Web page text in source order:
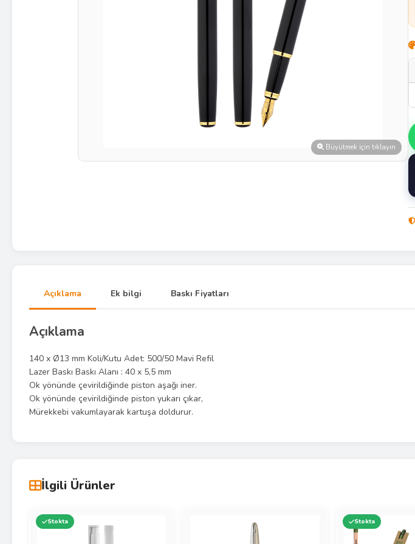
Büyütmek için tıklayın
Açıklama Ek bilgi Baskı Fiyatları
Açıklama
140 x Ø13 mm Koli/Kutu Adet: 500/50 Mavi Refil
Lazer Baskı Baskı Alanı : 40 x 5,5 mm
Ok yönünde çevirildiğinde piston aşağı iner.
Ok yönünde çevirildiğinde piston yukarı çıkar,
Mürekkebi vakumlayarak kartuşa doldurur.
İlgili Ürünler
Stokta Stokta